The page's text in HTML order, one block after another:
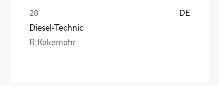
DE
Diesel-Technic
R.Kokemohr